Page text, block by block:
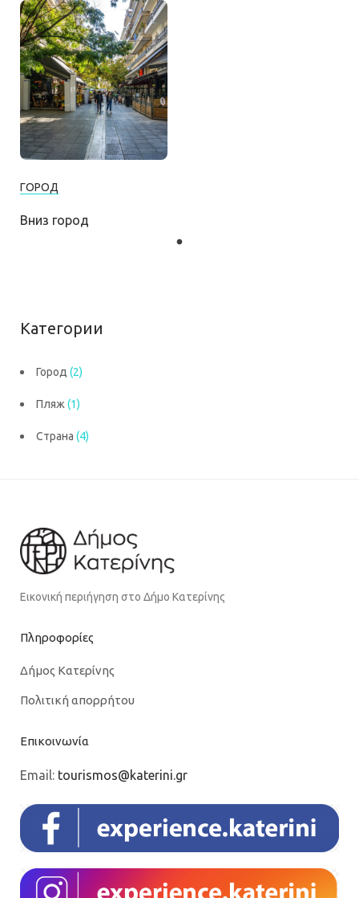
ГОРОД
Вниз город
Категории
Город (2)
Пляж (1)
Страна (4)
Εικονική περιήγηση στο Δήμο Κατερίνης
Πληροφορίες
Δήμος Κατερίνης
Πολιτική απορρήτου
Επικοινωνία
Email: tourismos@katerini.gr